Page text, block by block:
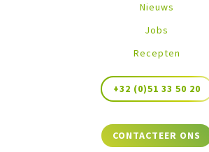
Nieuws
Jobs
Recepten
+32 (0)51 33 50 20
CONTACTEER ONS